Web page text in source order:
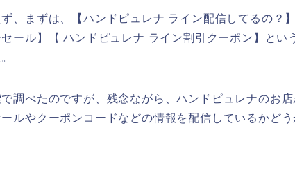
、まずは、【ハンドピュレナ ライン配信してるの？
ール】【 ハンドピュレナ ライン割引クーポン】とい
調べたのですが、残念ながら、ハンドピュレナのお
ルやクーポンコードなどの情報を配信しているかど